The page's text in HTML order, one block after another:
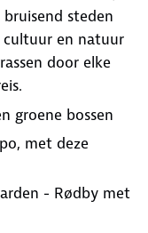
steden
cultuur en natuur
door elke
groene bossen
met deze
- Rødby met